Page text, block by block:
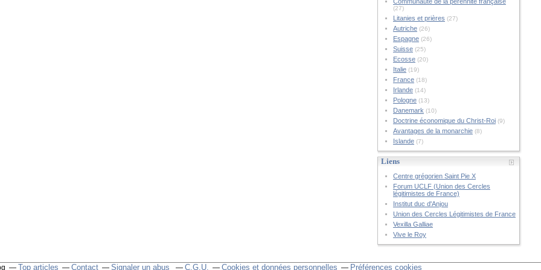
(27)
Litanies et prières (27)
Autriche(26)
Espagne(26)
Suisse(25)
Ecosse(20)
Italie(19)
France(18)
Irlande(14)
Pologne(13)
Danemark (10)
Doctrine économique du Christ-Roi(9)
Avantages de la monarchie(8)
Islande(7)
Liens
Centre grégorien Saint Pie X
Forum UCLF (Union des Cercles
légitimistes de France)
Institut duc d'Anjou
Union des Cercles Légitimistes de France
Vexilla Galliae
Vive le Roy
Top articles Contact Signaler un abus C.G.U. Cookies et données personnelles Préférences cookies